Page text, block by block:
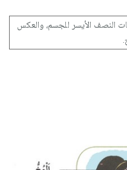
النصف الأيسر للجسم، والعكس